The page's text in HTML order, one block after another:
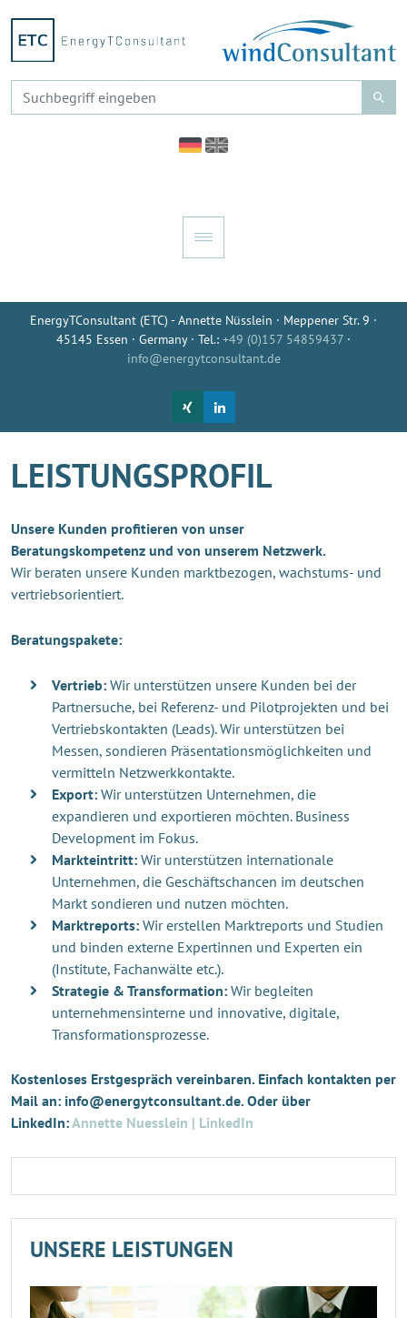
EnergyTConsultant (ETC) - Annette Nüsslein · Meppener Str. 9 ·
45145 Essen · Germany · Tel.: +49 (0)157 54859437 ·
info@energytconsultant.de
LEISTUNGSPROFIL
Unsere Kunden profitieren von unser
Beratungskompetenz und von unserem Netzwerk.
Wir beraten unsere Kunden marktbezogen, wachstums- und
vertriebsorientiert.
Beratungspakete:
Vertrieb: Wir unterstützen unsere Kunden bei der
Partnersuche, bei Referenz- und Pilotprojekten und bei
Vertriebskontakten (Leads). Wir unterstützen bei
Messen, sondieren Präsentationsmöglichkeiten und
vermitteln Netzwerkkontakte.
Export: Wir unterstützen Unternehmen, die
expandieren und exportieren möchten. Business
Development im Fokus.
Markteintritt: Wir unterstützen internationale
Unternehmen, die Geschäftschancen im deutschen
Markt sondieren und nutzen möchten.
Marktreports: Wir erstellen Marktreports und Studien
und binden externe Expertinnen und Experten ein
(Institute, Fachanwälte etc.).
Strategie & Transformation: Wir begleiten
unternehmensinterne und innovative, digitale,
Transformationsprozesse.
Kostenloses Erstgespräch vereinbaren. Einfach kontakten per
Mail an: info@energytconsultant.de. Oder über
LinkedIn:Annette Nuesslein | LinkedIn
UNSERE LEISTUNGEN